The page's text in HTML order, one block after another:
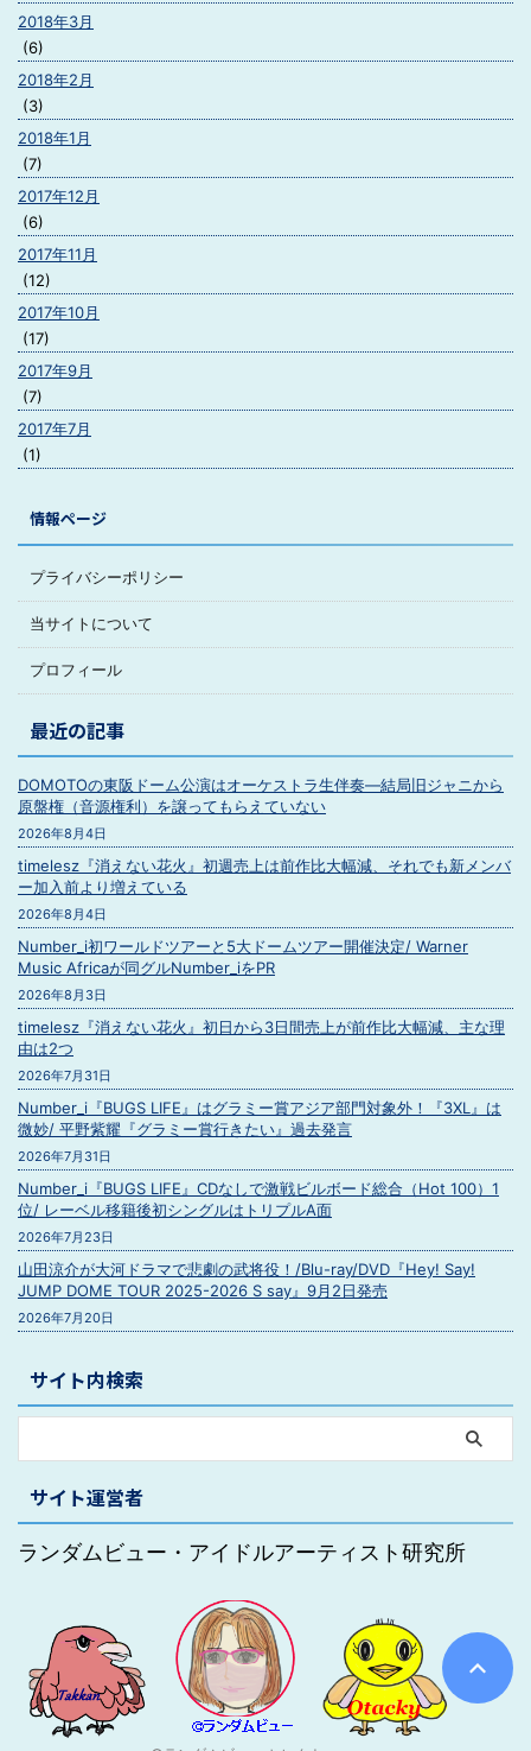
2018年3月
(6)
2018年2月
(3)
2018年1月
(7)
2017年12月
(6)
2017年11月
(12)
2017年10月
(17)
2017年9月
(7)
2017年7月
(1)
情報ページ
プライバシーポリシー
当サイトについて
プロフィール
最近の記事
DOMOTOの東阪ドーム公演はオーケストラ生伴奏―結局旧ジャニから
原盤権（音源権利）を譲ってもらえていない
2026年8月4日
timelesz『消えない花火』初週売上は前作比大幅減、それでも新メンバ
ー加入前より増えている
2026年8月4日
Number_i初ワールドツアーと5大ドームツアー開催決定/ Warner
Music Africaが同グルNumber_iをPR
2026年8月3日
timelesz『消えない花火』初日から3日間売上が前作比大幅減、主な理
由は2つ
2026年7月31日
Number_i『BUGS LIFE』はグラミー賞アジア部門対象外！『3XL』は
微妙/ 平野紫耀『グラミー賞行きたい』過去発言
2026年7月31日
Number_i『BUGS LIFE』CDなしで激戦ビルボード総合（Hot 100）1
位/ レーベル移籍後初シングルはトリプルA面
2026年7月23日
山田涼介が大河ドラマで悲劇の武将役！/Blu-ray/DVD『Hey! Say!
JUMP DOME TOUR 2025-2026 S say』9月2日発売
2026年7月20日
サイト内検索
サイト運営者
ランダムビュー・アイドルアーティスト研究所